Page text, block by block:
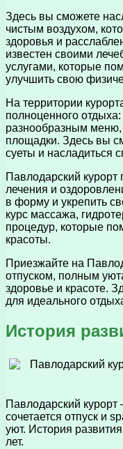
Здесь вы сможете
чистым воздухом,
здоровья и
известен своими
услугами, которые
улучшить свою
На территории
полноценного
разнообразным
площадки. Здесь вы
суеты и насладиться
Павлодарский
лечения и
в форму и укрепить
курс массажа,
процедур, которые
красоты.
Приезжайте на
отпуском, полным
здоровье и красоте.
для идеального
История
Павлодарский курорт
сочетается отпуск и
уют. История
лет.